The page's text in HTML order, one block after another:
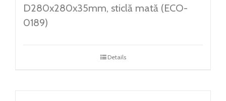
D280x280x35mm, sticlă mată (ECO-
0189)
Details